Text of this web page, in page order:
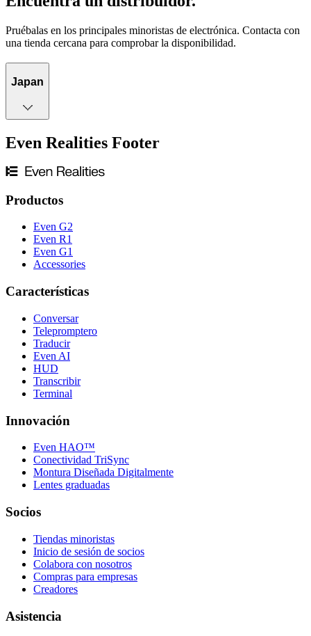
Pruébalas en los principales minoristas de electrónica. Contacta con
una tienda cercana para comprobar la disponibilidad.
Japan
Even Realities Footer
Productos
Even G2
Even R1
Even G1
Accessories
Características
Conversar
Telepromptero
Traducir
Even AI
HUD
Transcribir
Terminal
Innovación
Even HAO™
Conectividad TriSync
Montura Diseñada Digitalmente
Lentes graduadas
Socios
Tiendas minoristas
Inicio de sesión de socios
Colabora con nosotros
Compras para empresas
Creadores
Asistencia